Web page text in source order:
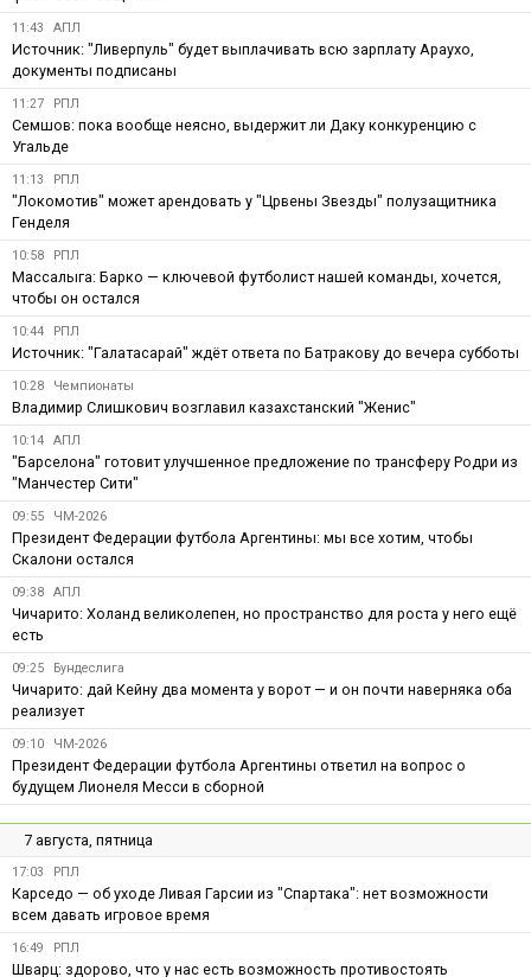
11:43 АПЛ
Источник: "Ливерпуль" будет выплачивать всю зарплату Араухо,
документы подписаны
11:27 РПЛ
Семшов: пока вообще неясно, выдержит ли Даку конкуренцию с
Угальде
11:13 РПЛ
"Локомотив" может арендовать у "Црвены Звезды" полузащитника
Генделя
10:58 РПЛ
Массалыга: Барко — ключевой футболист нашей команды, хочется,
чтобы он остался
10:44 РПЛ
Источник: "Галатасарай" ждёт ответа по Батракову до вечера субботы
10:28 Чемпионаты
Владимир Слишкович возглавил казахстанский "Женис"
10:14 АПЛ
"Барселона" готовит улучшенное предложение по трансферу Родри из
"Манчестер Сити"
09:55 ЧМ-2026
Президент Федерации футбола Аргентины: мы все хотим, чтобы
Скалони остался
09:38 АПЛ
Чичарито: Холанд великолепен, но пространство для роста у него ещё
есть
09:25 Бундеслига
Чичарито: дай Кейну два момента у ворот — и он почти наверняка оба
реализует
09:10 ЧМ-2026
Президент Федерации футбола Аргентины ответил на вопрос о
будущем Лионеля Месси в сборной
7 августа, пятница
17:03 РПЛ
Карседо — об уходе Ливая Гарсии из "Спартака": нет возможности
всем давать игровое время
16:49 РПЛ
Шварц: здорово, что у нас есть возможность противостоять